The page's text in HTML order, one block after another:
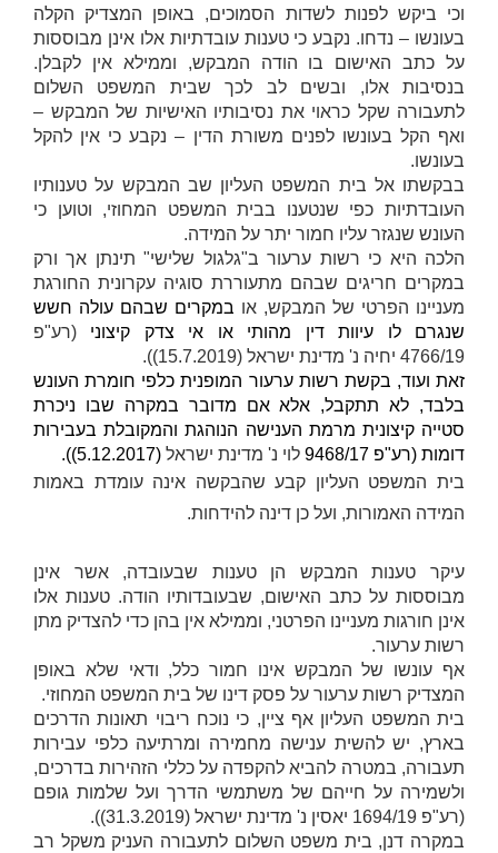
וכי ביקש לפנות לשדות הסמוכים, באופן המצדיק הקלה
בעונשו – נדחו. נקבע כי טענות עובדתיות אלו אינן מבוססות
על כתב האישום בו הודה המבקש, וממילא אין לקבלן.
בנסיבות אלו, ובשים לב לכך שבית המשפט השלום
לתעבורה שקל כראוי את נסיבותיו האישיות של המבקש –
ואף הקל בעונשו לפנים משורת הדין – נקבע כי אין להקל
בעונשו.
בבקשתו אל בית המשפט העליון שב המבקש על טענותיו
העובדתיות כפי שנטענו בבית המשפט המחוזי, וטוען כי
העונש שנגזר עליו חמור יתר על המידה.
הלכה היא כי רשות ערעור ב"גלגול שלישי" תינתן אך ורק
במקרים חריגים שבהם מתעוררת סוגיה עקרונית החורגת
מעניינו הפרטי של המבקש, או במקרים שבהם עולה חשש
שנגרם לו עיוות דין מהותי או אי צדק קיצוני (רע"פ
4766/19 יחיה נ' מדינת ישראל (15.7.2019)).
זאת ועוד, בקשת רשות ערעור המופנית כלפי חומרת העונש
בלבד, לא תתקבל, אלא אם מדובר במקרה שבו ניכרת
סטייה קיצונית מרמת הענישה הנוהגת והמקובלת בעבירות
דומות (רע"פ 9468/17
לוי נ' מדינת ישראל (5.12.2017))
.
בית המשפט העליון קבע שהבקשה אינה עומדת באמות
המידה האמורות, ועל כן דינה להידחות.
עיקר טענות המבקש הן טענות שבעובדה, אשר אינן
מבוססות על כתב האישום, שבעובדותיו הודה. טענות אלו
אינן חורגות מעניינו הפרטני, וממילא אין בהן כדי להצדיק מתן
רשות ערעור.
אף עונשו של המבקש אינו חמור כלל, ודאי שלא באופן
המצדיק רשות ערעור על פסק דינו של בית המשפט המחוזי.
בית המשפט העליון אף ציין, כי נוכח ריבוי תאונות הדרכים
בארץ, יש להשית ענישה מחמירה ומרתיעה כלפי עבירות
תעבורה, במטרה להביא להקפדה על כללי הזהירות בדרכים,
ולשמירה על חייהם של משתמשי הדרך ועל שלמות גופם
(רע"פ 1694/19
יאסין נ' מדינת ישראל (31.3.2019)).
במקרה דנן, בית משפט השלום לתעבורה העניק משקל רב